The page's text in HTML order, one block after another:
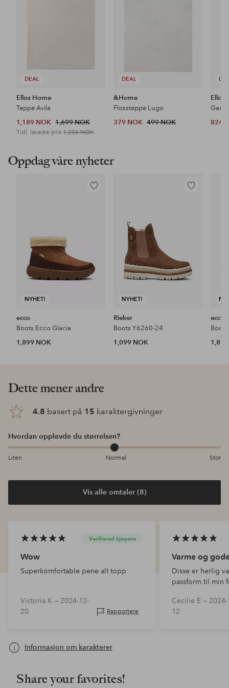
DEAL
Ellos Home
Teppe Avila
1,189 NOK 1,699 NOK
Tidl. laveste pris 1,206 NOK
DEAL
&Home
Flossteppe Lugo
379 NOK 499 NOK
Ellos
824
Oppdag våre nyheter
NYHET!
Legg
ecco
Boots Ecco Glacia
1,899 NOK
NYHET!
Legg
Rieker
Boots Y6260-24
1,099 NOK
ecco
Dette mener andre
4.8 basert på 15 karaktergivninger
Hvordan opplevde du størrelsen?
Liten Normal Stor
Vis alle omtaler (8)
Verifierad kjøpere
Wow
Superkomfortable pene alt topp
Victoria K — 2024-12-
20
Rapportere
Varme og
Disse er herlig
passform til min
ankelkulene.
ankelen, - også
Cecilie E —
12
Informasjon om karakterer
Share your favorites!